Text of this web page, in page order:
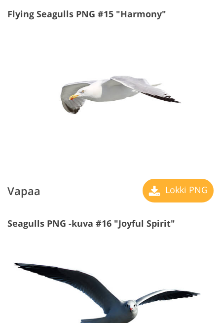
Flying Seagulls PNG #15 "Harmony"
Vapaa Lokki PNG
Seagulls PNG -kuva #16 "Joyful Spirit"